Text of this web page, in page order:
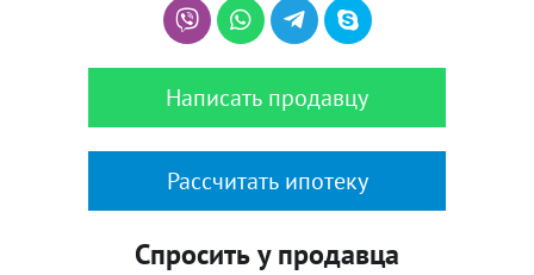
Написать продавцу
Рассчитать ипотеку
Спросить у продавца